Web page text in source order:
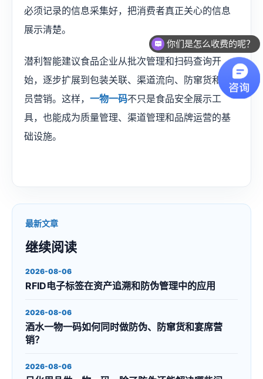
必须记录的信息采集好，把消费者真正关心的信息
展示清楚。
潜利智能建议食品企业从批次管理和扫码查询开
始，逐步扩展到包装关联、渠道流向、防窜货和会
员营销。这样， 一物一码不只是食品安全展示工
具，也能成为质量管理、渠道管理和品牌运营的基
础设施。
最新文章
继续阅读
2026-08-06
RFID电子标签在资产追溯和防伪管理中的应用
2026-08-06
酒水一物一码如何同时做防伪、防窜货和宴席营
销？
2026-08-06
你们是怎么收费的呢？